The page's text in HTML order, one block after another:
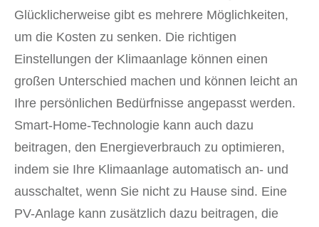
Glücklicherweise gibt es mehrere Möglichkeiten,
um die Kosten zu senken. Die richtigen
Einstellungen der Klimaanlage können einen
großen Unterschied machen und können leicht an
Ihre persönlichen Bedürfnisse angepasst werden.
Smart-Home-Technologie kann auch dazu
beitragen, den Energieverbrauch zu optimieren,
indem sie Ihre Klimaanlage automatisch an- und
ausschaltet, wenn Sie nicht zu Hause sind. Eine
PV-Anlage kann zusätzlich dazu beitragen, die